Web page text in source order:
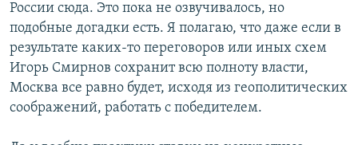
России сюда. Это пока не озвучивалось, но
подобные догадки есть. Я полагаю, что даже если в
результате каких-то переговоров или иных схем
Игорь Смирнов сохранит всю полноту власти,
Москва все равно будет, исходя из геополитических
соображений, работать с победителем.